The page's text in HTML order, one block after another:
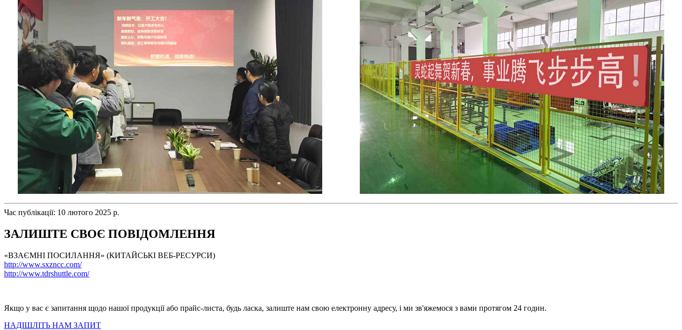
Час публікації: 10 лютого 2025 р.
ЗАЛИШТЕ СВОЄ ПОВІДОМЛЕННЯ
«ВЗАЄМНІ ПОСИЛАННЯ» (КИТАЙСЬКІ ВЕБ-РЕСУРСИ)
http://www.sxzncc.com/
http://www.tdrshuttle.com/
Якщо у вас є запитання щодо нашої продукції або прайс-листа, будь ласка, залиште нам свою електронну адресу, і ми зв'яжемося з вами протягом 24 годин.
НАДІШЛІТЬ НАМ ЗАПИТ